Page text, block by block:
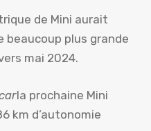
de Mini aurait
beaucoup plus grande
mai 2024.
la prochaine Mini
km d’autonomie